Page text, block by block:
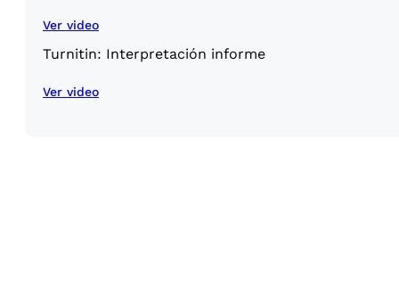
Ver video
Turnitin: Interpretación informe
Ver video